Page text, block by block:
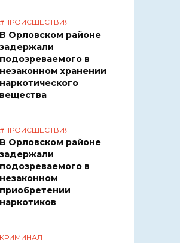
#ПРОИСШЕСТВИЯ
В Орловском районе
задержали
подозреваемого в
незаконном хранении
наркотического
вещества
#ПРОИСШЕСТВИЯ
В Орловском районе
задержали
подозреваемого в
незаконном
приобретении
наркотиков
КРИМИНАЛ